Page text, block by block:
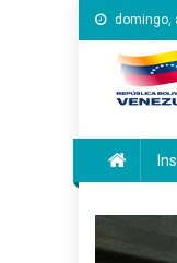
Saltar
al
contenido
domingo,
Inces